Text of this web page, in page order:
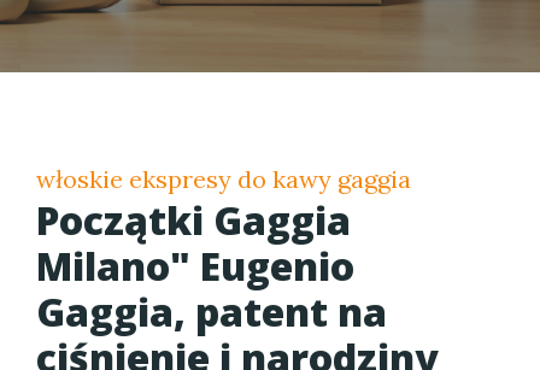
włoskie ekspresy do kawy gaggia
Początki Gaggia
Milano" Eugenio
Gaggia, patent na
ciśnienie i narodziny